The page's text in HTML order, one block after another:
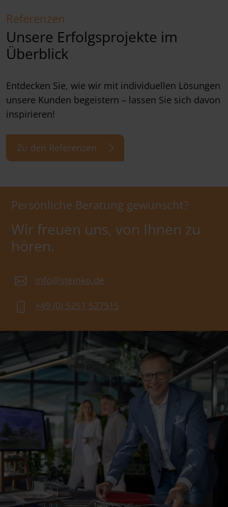
Referenzen
Unsere Erfolgsprojekte im
Überblick
Entdecken Sie, wie wir mit individuellen Lösungen
unsere Kunden begeistern – lassen Sie sich davon
inspirieren!
Zu den Referenzen
Persönliche Beratung gewünscht?
Wir freuen uns, von Ihnen zu
hören.
info@steinko.de
+49 (0) 5251 527515